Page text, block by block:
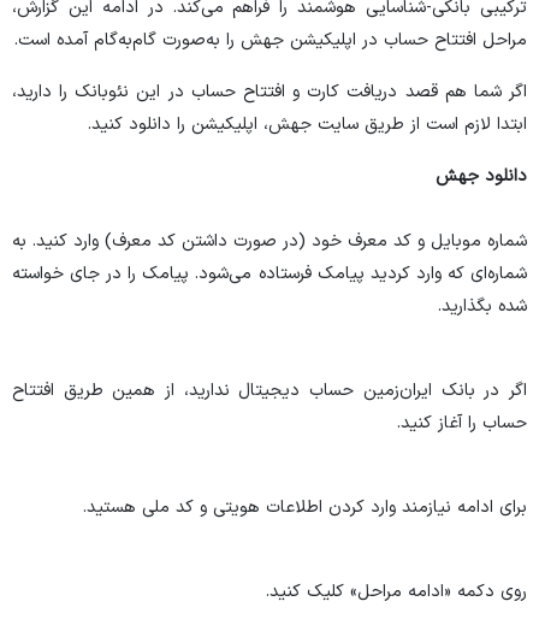
ترکیبی بانکی-شناسایی هوشمند را فراهم می‌کند. در ادامه این گزارش،
مراحل افتتاح حساب در اپلیکیشن جهش را به‌صورت گام‌به‌گام آمده است.
اگر شما هم قصد دریافت کارت و افتتاح حساب در این نئوبانک را دارید،
ابتدا لازم است از طریق سایت جهش، اپلیکیشن را دانلود کنید.
دانلود جهش
شماره موبایل و کد معرف خود (در صورت داشتن کد معرف) وارد کنید. به
شماره‌ای که وارد کردید پیامک فرستاده می‌شود. پیامک را در جای خواسته
شده بگذارید.
اگر دربانک ایران‌زمین حساب دیجیتال ندارید، از همین طریق افتتاح
حساب را آغاز کنید.
برای ادامه نیازمند وارد کردن اطلاعات هویتی و کد ملی هستید.
روی دکمه «ادامه مراحل» کلیک کنید.